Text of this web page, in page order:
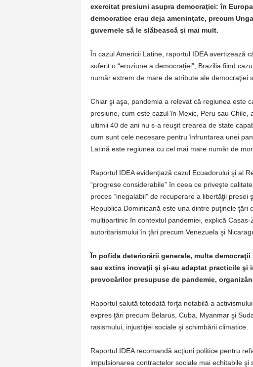
exercitat presiuni asupra democraţiei: în
democratice erau deja ameninţate, precum
guvernele să le slăbească şi mai mult.
În cazul Americii Latine, raportul IDEA avertizează
suferit o “eroziune a democraţiei”, Brazilia fiind
număr extrem de mare de atribute ale democraţiei
Chiar şi aşa, pandemia a relevat că regiunea este
presiune, cum este cazul în Mexic, Peru sau
ultimii 40 de ani nu s-a reuşit crearea de state
cum sunt cele necesare pentru înfruntarea unei
Latină este regiunea cu cel mai mare număr de
Raportul IDEA evidenţiază cazul Ecuadorului şi al
“progrese considerabile” în ceea ce priveşte
proces “inegalabil” de recuperare a libertăţii
Republica Dominicană este una dintre puţinele ţări
multipartinic în contextul pandemiei, explică
autoritarismului în ţări precum Venezuela şi
În pofida deteriorării generale, multe
sau extins inovaţii şi şi-au adaptat practicile şi
provocărilor presupuse de pandemie,
Raportul salută totodată forţa notabilă a
expres ţări precum Belarus, Cuba, Myanmar şi
rasismului, injustiţiei sociale şi schimbării climatice.
Raportul IDEA recomandă acţiuni politice pentru
impulsionarea contractelor sociale mai echitabile